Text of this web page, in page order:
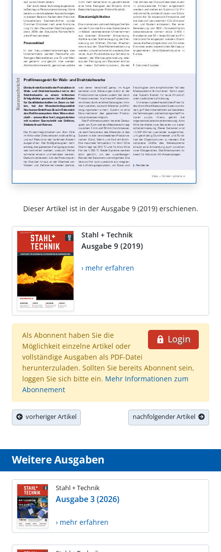
Dieser Artikel ist in der Ausgabe 9 (2019) erschienen.
Stahl + Technik
Ausgabe 9 (2019)
› mehr erfahren
Login
Als Abonnent haben Sie die
Möglichkeit einzelne Artikel oder
vollständige Ausgaben als PDF-Datei
herunterzuladen. Sollten Sie bereits Abonnent sein,
loggen Sie sich bitte ein. Mehr Informationen zum
Abonnement
vorheriger Artikel nachfolgender Artikel
Weitere Ausgaben
Stahl + Technik
Ausgabe 3 (2026)
› mehr erfahren